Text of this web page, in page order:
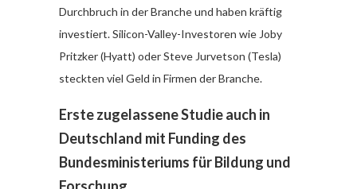
Durchbruch in der Branche und haben kräftig
investiert. Silicon-Valley-Investoren wie Joby
Pritzker (Hyatt) oder Steve Jurvetson (Tesla)
steckten viel Geld in Firmen der Branche.
Erste zugelassene Studie auch in
Deutschland mit Funding des
Bundesministeriums für Bildung und
Forschung